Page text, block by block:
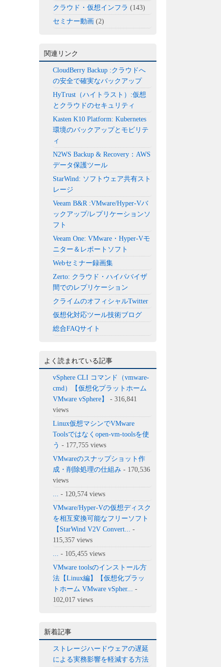
クラウド・仮想インフラ (143)
セミナー動画 (2)
関連リンク
CloudBerry Backup :クラウドへ
の安全で確実なバックアップ
HyTrust（ハイトラスト）:仮想
とクラウドのセキュリティ
Kasten K10 Platform: Kubernetes
環境のバックアップとモビリテ
ィ
N2WS Backup & Recovery：AWS
データ保護ツール
StarWind: ソフトウェア共有スト
レージ
Veeam B&R :VMware/Hyper-Vバ
ックアップ/レプリケーションソ
フト
Veeam One: VMware・Hyper-Vモ
ニター＆レポートソフト
Webセミナー録画集
Zerto: クラウド・ハイパバイザ
間でのレプリケーション
クライムのオフィシャルTwitter
仮想化対応ツール技術ブログ
総合FAQサイト
よく読まれている記事
vSphere CLI コマンド（vmware-
cmd）【仮想化プラットホーム
VMware vSphere】
- 316,841
views
Linux仮想マシンでVMware
Toolsではなくopen-vm-toolsを使
う - 177,755 views
VMwareのスナップショット作
成・削除処理の仕組み - 170,536
views
- 120,574 views
VMware/Hyper-Vの仮想ディスク
を相互変換可能なフリーソフト
【StarWind V2V Convert...
-
115,357 views
- 105,455 views
VMware toolsのインストール方
法【Linux編】【仮想化プラッ
トホーム VMware vSpher...
-
102,017 views
新着記事
ストレージハードウェアの遅延
による実務影響を軽減する方法